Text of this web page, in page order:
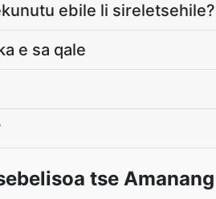
ebile li sireletsehile?
e sa qale
tse Amanang